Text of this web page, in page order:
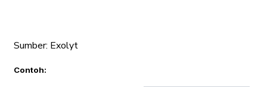
Sumber: Exolyt
Contoh: